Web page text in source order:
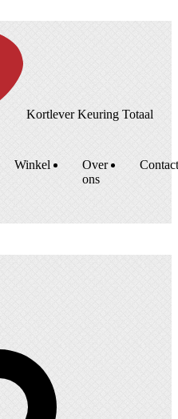
Kortlever Keuring Totaal
Winkel
Over
ons
Contact